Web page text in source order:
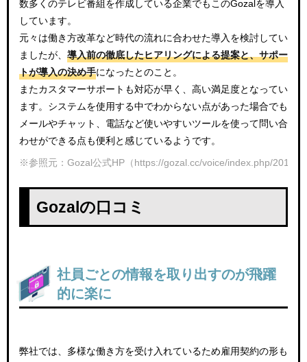
数多くのテレビ番組を作成している企業でもこのGozalを導入
しています。
元々は働き方改革など時代の流れに合わせた導入を検討してい
ましたが、 導入前の徹底したヒアリングによる提案と、サポー
トが導入の決め手になったとのこと。
またカスタマーサポートも対応が早く、高い満足度となってい
ます。システムを使用する中でわからない点があった場合でも
メールやチャット、電話など使いやすいツールを使って問い合
わせができる点も便利と感じているようです。
※参照元：Gozal公式HP（https://gozal.cc/voice/index.php/2019/
Gozalの口コミ
社員ごとの情報を取り出すのが飛躍
的に楽に
弊社では、多様な働き方を受け入れているため雇用契約の形も